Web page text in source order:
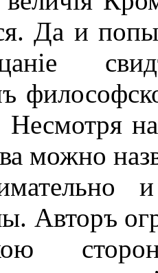
Да и
можно
и
Авторъ